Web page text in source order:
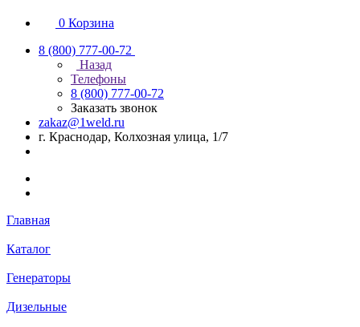
0 Корзина
8 (800) 777-00-72
Назад
Телефоны
8 (800) 777-00-72
Заказать звонок
zakaz@1weld.ru
г. Краснодар, Колхозная улица, 1/7
Главная
Каталог
Генераторы
Дизельные